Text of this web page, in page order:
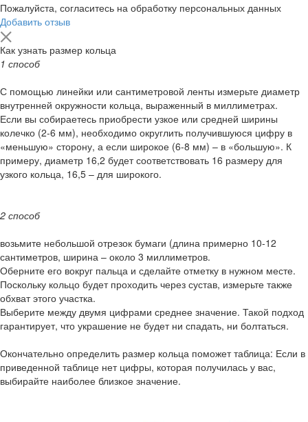
Пожалуйста, согласитесь на обработку персональных данных
Добавить отзыв
Как узнать размер кольца
1 способ
С помощью линейки или сантиметровой ленты измерьте диаметр
внутренней окружности кольца, выраженный в миллиметрах.
Если вы собираетесь приобрести узкое или средней ширины
колечко (2-6 мм), необходимо округлить получившуюся цифру в
«меньшую» сторону, а если широкое (6-8 мм) – в «большую». К
примеру, диаметр 16,2 будет соответствовать 16 размеру для
узкого кольца, 16,5 – для широкого.
2 способ
возьмите небольшой отрезок бумаги (длина примерно 10-12
сантиметров, ширина – около 3 миллиметров.
Оберните его вокруг пальца и сделайте отметку в нужном месте.
Поскольку кольцо будет проходить через сустав, измерьте также
обхват этого участка.
Выберите между двумя цифрами среднее значение. Такой подход
гарантирует, что украшение не будет ни спадать, ни болтаться.
Окончательно определить размер кольца поможет таблица: Если в
приведенной таблице нет цифры, которая получилась у вас,
выбирайте наиболее близкое значение.